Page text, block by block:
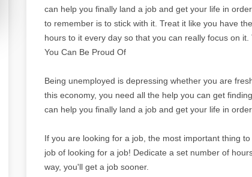
can help you finally land a job and get your life in
to remember is to stick with it. Treat it like you have
hours to it every day so that you can really focus on
You Can Be Proud Of
Being unemployed is depressing whether you are
this economy, you need all the help you can get
can help you finally land a job and get your life in order.
If you are looking for a job, the most important thing
job of looking for a job! Dedicate a set number of
way, you'll get a job sooner.